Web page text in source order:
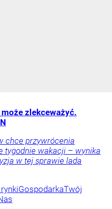
zlekceważyć.
chce przywrócenia
tygodnie wakacji – wynika
w tej sprawie lada
GospodarkaTwój